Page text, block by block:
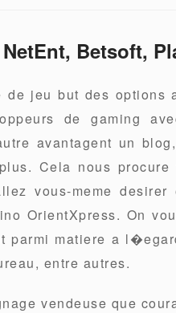
Betsoft,
de jeu but des options
de gaming
avantagent un
Cela nous
vous-meme
OrientXpress. On
parmi matiere a
entre autres.
vendeuse que